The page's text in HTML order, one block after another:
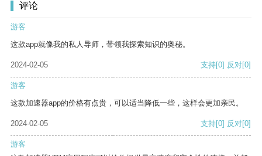
评论
游客
这款app就像我的私人导师，带领我探索知识的奥秘。
2024-02-05 支持[0] 反对[0]
游客
这款加速器app的价格有点贵，可以适当降低一些，这样会更加亲民。
2024-02-05 支持[0] 反对[0]
游客